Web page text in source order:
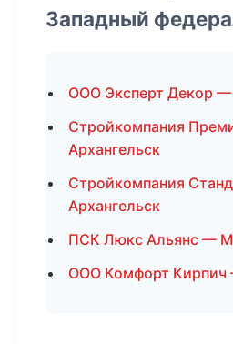
Западный
ООО Эксперт Декор —
Стройкомпания
Архангельск
Стройкомпания
Архангельск
ПСК Люкс Альянс —
ООО Комфорт Кирпич